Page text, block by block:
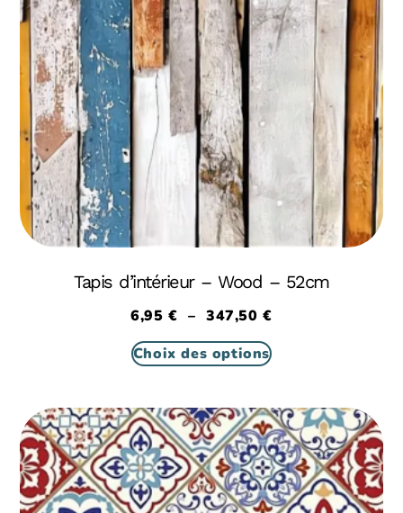
Tapis d’intérieur – Wood – 52cm
6,95€ – 347,50€
Choix des options